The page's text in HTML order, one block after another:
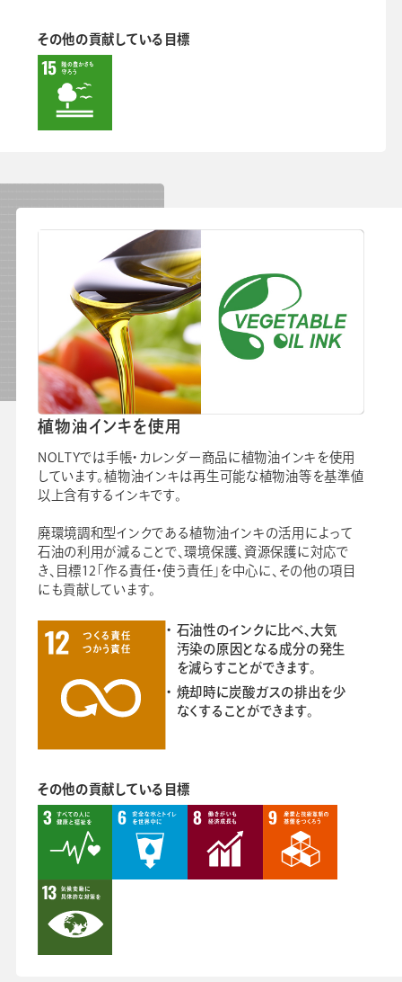
その他の貢献している目標
植物油インキを使用
NOLTYでは手帳・カレンダー商品に植物油インキを使用
しています。植物油インキは再生可能な植物油等を基準値
以上含有するインキです。
廃環境調和型インクである植物油インキの活用によって
石油の利用が減ることで、環境保護、資源保護に対応で
き、目標12「作る責任・使う責任」を中心に、その他の項目
にも貢献しています。
石油性のインクに比べ、大気
汚染の原因となる成分の発生
を減らすことができます。
焼却時に炭酸ガスの排出を少
なくすることができます。
その他の貢献している目標